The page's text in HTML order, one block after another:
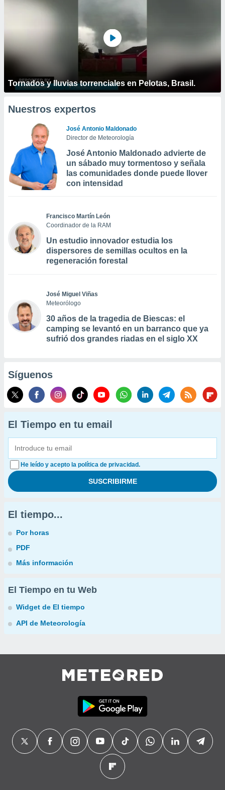
Tornados y lluvias torrenciales en Pelotas, Brasil.
Nuestros expertos
José Antonio Maldonado
Director de Meteorología
José Antonio Maldonado advierte de
un sábado muy tormentoso y señala
las comunidades donde puede llover
con intensidad
Francisco Martín León
Coordinador de la RAM
Un estudio innovador estudia los
dispersores de semillas ocultos en la
regeneración forestal
José Miguel Viñas
Meteorólogo
30 años de la tragedia de Biescas: el
camping se levantó en un barranco que ya
sufrió dos grandes riadas en el siglo XX
Síguenos
El Tiempo en tu email
He leído y acepto la política de privacidad.
El tiempo...
Por horas
PDF
Más información
El Tiempo en tu Web
Widget de El tiempo
API de Meteorología